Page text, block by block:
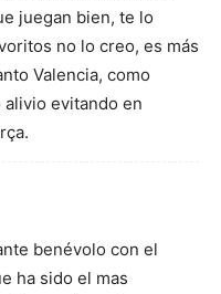
juegan bien, te lo
no lo creo, es más
Valencia, como
alivio evitando en
benévolo con el
ha sido el mas